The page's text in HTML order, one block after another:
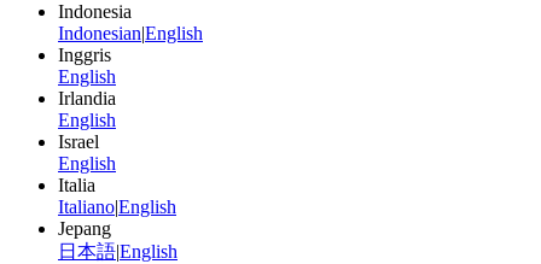
Indonesia
IndonesianEnglish
Inggris
English
Irlandia
English
Israel
English
Italia
ItalianoEnglish
Jepang
日本語English